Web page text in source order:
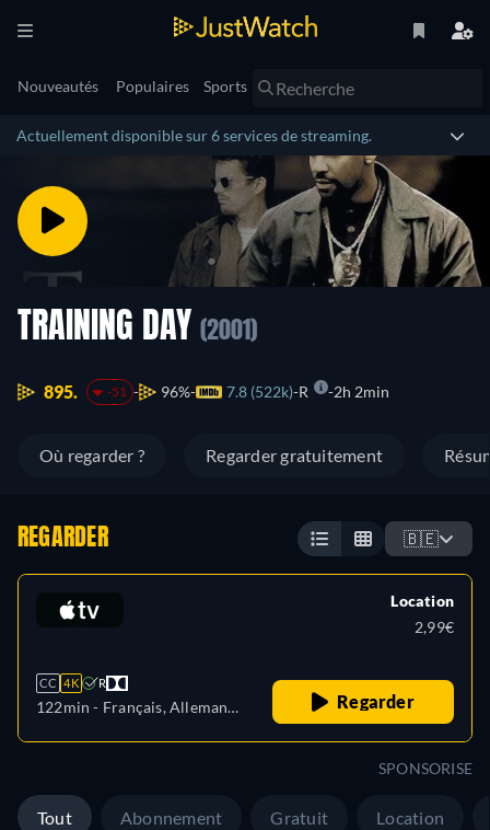
Nouveautés Populaires Sports
Actuellement disponible sur 6 services de streaming.
TRAINING DAY (2001)
895. -51 96% 7.8 (522k) R 2h 2min
Où regarder ? Regarder gratuitement
REGARDER 🇧🇪
CC 4K R
122min - Français, Allemand,
Location
2,99€
Regarder
SPONSORISE
Tout Abonnement Gratuit Location